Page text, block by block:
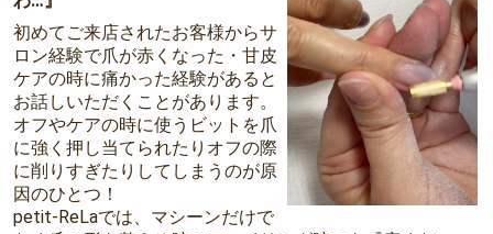
初めてご来店されたお客様からサ
ロン経験で爪が赤くなった・甘皮
ケアの時に痛かった経験があると
お話しいただくことがあります。
オフやケアの時に使うビットを爪
に強く押し当てられたりオフの際
に削りすぎたりしてしまうのが原
因のひとつ！
petit-ReLaでは、マシーンだけで